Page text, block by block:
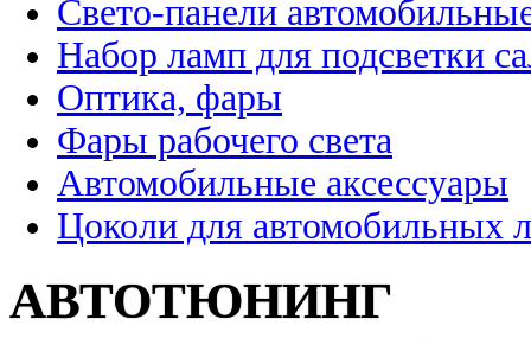
Свето-панели
Набор ламп для подсветки
Оптика, фары
Фары рабочего света
Автомобильные аксессуары
Цоколи для автомобильных
АВТОТЮНИНГ